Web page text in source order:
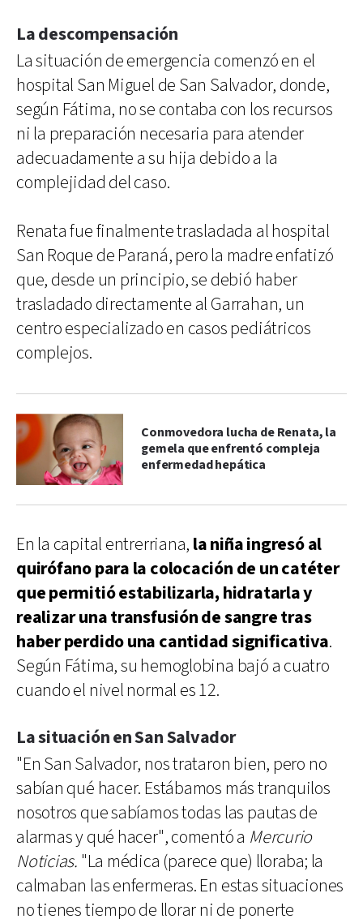
La descompensación
La situación de emergencia comenzó en el
hospital San Miguel de San Salvador, donde,
según Fátima, no se contaba con los recursos
ni la preparación necesaria para atender
adecuadamente a su hija debido a la
complejidad del caso.
Renata fue finalmente trasladada al hospital
San Roque de Paraná, pero la madre enfatizó
que, desde un principio, se debió haber
trasladado directamente al Garrahan, un
centro especializado en casos pediátricos
complejos.
Conmovedora lucha de Renata, la
gemela que enfrentó compleja
enfermedad hepática
En la capital entrerriana, la niña ingresó al
quirófano para la colocación de un catéter
que permitió estabilizarla, hidratarla y
realizar una transfusión de sangre tras
haber perdido una cantidad significativa.
Según Fátima, su hemoglobina bajó a cuatro
cuando el nivel normal es 12.
La situación en San Salvador
"En San Salvador, nos trataron bien, pero no
sabían qué hacer. Estábamos más tranquilos
nosotros que sabíamos todas las pautas de
alarmas y qué hacer", comentó a Mercurio
Noticias. "La médica (parece que) lloraba; la
calmaban las enfermeras. En estas situaciones
no tienes tiempo de llorar ni de ponerte